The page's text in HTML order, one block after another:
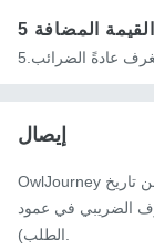
المضافة
إيصال
OwlJourney سيتم إصدار فاتورة إلكترونية خلال 14 يوم عمل من تاريخ
الضريبي في عمود
الطلب).